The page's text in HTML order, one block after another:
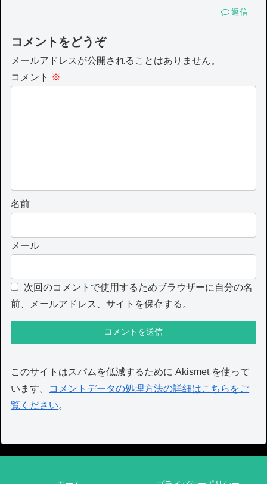
返信
コメントをどうぞ
メールアドレスが公開されることはありません。
コメント ※
名前
メール
次回のコメントで使用するためブラウザーに自分の名
前、メールアドレス、サイトを保存する。
このサイトはスパムを低減するために Akismet を使って
います。
コメントデータの処理方法の詳細はこちらをご
覧ください。